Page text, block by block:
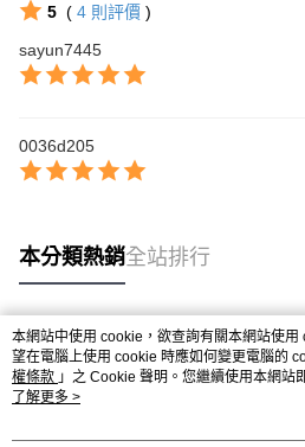
5 ( 4 則評價 )
sayun7445
0036d205
本分類熱銷全站排行
熱門標籤
本網站中使用 cookie，欲查詢有關本網站使
望在電腦上使用 cookie 時應如何變更電腦的
權條款 」之 Cookie 聲明。您繼續使用本網站
用條款之 Cookie 聲明使用 cookie。
了解更多 >